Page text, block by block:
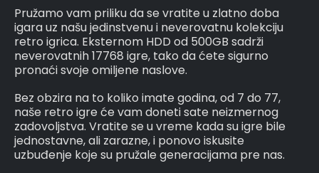
Pružamo vam priliku da se vratite u zlatno doba
igara uz našu jedinstvenu i neverovatnu kolekciju
retro igrica. Eksternom HDD od 500GB sadrži
neverovatnih 17768 igre, tako da ćete sigurno
pronaći svoje omiljene naslove.
Bez obzira na to koliko imate godina, od 7 do 77,
naše retro igre će vam doneti sate neizmernog
zadovoljstva. Vratite se u vreme kada su igre bile
jednostavne, ali zarazne, i ponovo iskusite
uzbuđenje koje su pružale generacijama pre nas.